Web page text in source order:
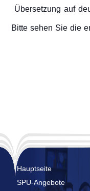
Übersetzung auf
Bitte sehen Sie die
Hauptseite
SPU-Angebote